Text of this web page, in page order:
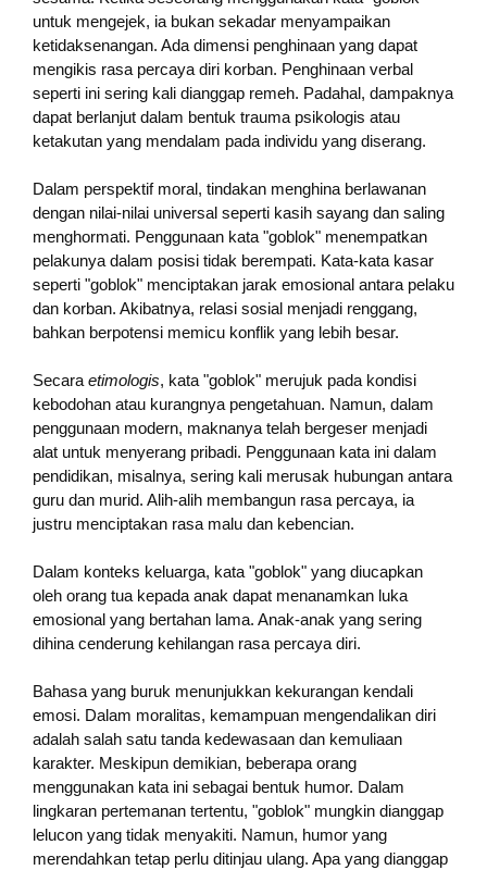
untuk mengejek, ia bukan sekadar menyampaikan
ketidaksenangan. Ada dimensi penghinaan yang dapat
mengikis rasa percaya diri korban. Penghinaan verbal
seperti ini sering kali dianggap remeh. Padahal, dampaknya
dapat berlanjut dalam bentuk trauma psikologis atau
ketakutan yang mendalam pada individu yang diserang.
Dalam perspektif moral, tindakan menghina berlawanan
dengan nilai-nilai universal seperti kasih sayang dan saling
menghormati. Penggunaan kata "goblok" menempatkan
pelakunya dalam posisi tidak berempati. Kata-kata kasar
seperti "goblok" menciptakan jarak emosional antara pelaku
dan korban. Akibatnya, relasi sosial menjadi renggang,
bahkan berpotensi memicu konflik yang lebih besar.
Secaraetimologis, kata "goblok" merujuk pada kondisi
kebodohan atau kurangnya pengetahuan. Namun, dalam
penggunaan modern, maknanya telah bergeser menjadi
alat untuk menyerang pribadi. Penggunaan kata ini dalam
pendidikan, misalnya, sering kali merusak hubungan antara
guru dan murid. Alih-alih membangun rasa percaya, ia
justru menciptakan rasa malu dan kebencian.
Dalam konteks keluarga, kata "goblok" yang diucapkan
oleh orang tua kepada anak dapat menanamkan luka
emosional yang bertahan lama. Anak-anak yang sering
dihina cenderung kehilangan rasa percaya diri.
Bahasa yang buruk menunjukkan kekurangan kendali
emosi. Dalam moralitas, kemampuan mengendalikan diri
adalah salah satu tanda kedewasaan dan kemuliaan
karakter. Meskipun demikian, beberapa orang
menggunakan kata ini sebagai bentuk humor. Dalam
lingkaran pertemanan tertentu, "goblok" mungkin dianggap
lelucon yang tidak menyakiti. Namun, humor yang
merendahkan tetap perlu ditinjau ulang. Apa yang dianggap